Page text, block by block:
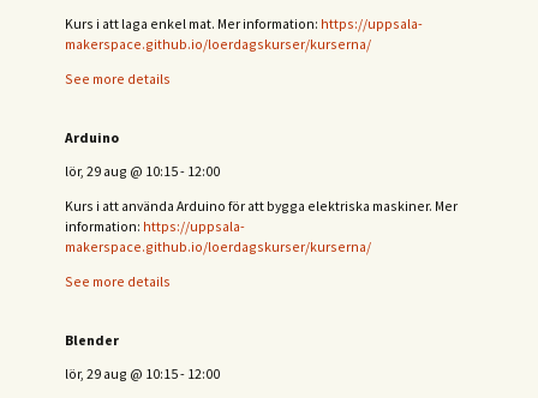
Kurs i att laga enkel mat. Mer information: https://uppsala-
makerspace.github.io/loerdagskurser/kurserna/
See more details
Arduino
lör, 29 aug @ 10:15- 12:00
Kurs i att använda Arduino för att bygga elektriska maskiner. Mer
information: https://uppsala-
makerspace.github.io/loerdagskurser/kurserna/
See more details
Blender
lör, 29 aug @ 10:15- 12:00